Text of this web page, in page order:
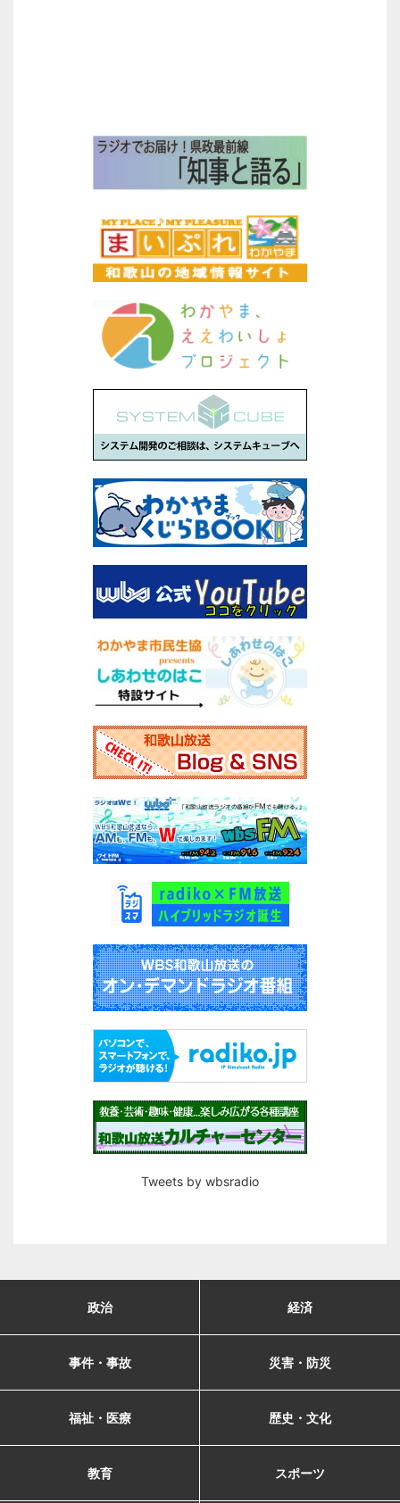
Tweets by wbsradio
政治 経済
事件・事故 災害・防災
福祉・医療 歴史・文化
教育 スポーツ